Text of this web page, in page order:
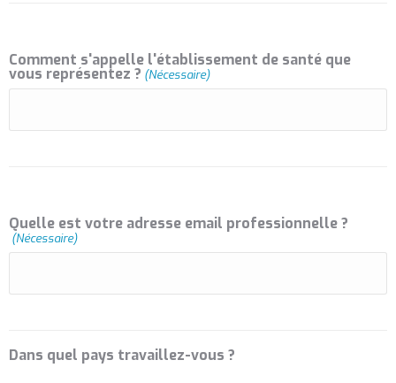
Comment s'appelle l'établissement de santé que
vous représentez ? (Nécessaire)
Quelle est votre adresse email professionnelle ?
(Nécessaire)
Dans quel pays travaillez-vous ?